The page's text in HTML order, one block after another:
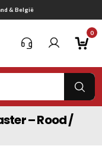
75,-
0
– Rood /